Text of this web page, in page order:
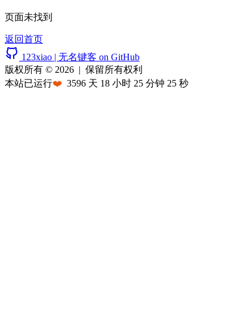
页面未找到
返回首页
123xiao | 无名键客 on GitHub
版权所有 © 2026 | 保留所有权利
本站已运行❤️ 3596 天 18 小时 25 分钟 25 秒